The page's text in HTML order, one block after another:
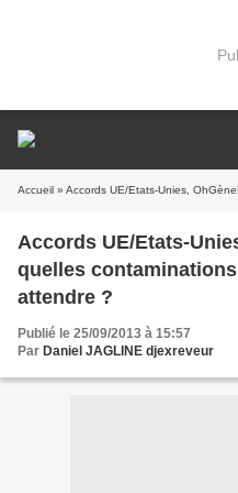
Accueil » Accords UE/Etats-Unies,
Accords UE/Etats-
quelles
attendre ?
Publié le 25/09/2013 à 15:57
Par Daniel JAGLINE djexreveur